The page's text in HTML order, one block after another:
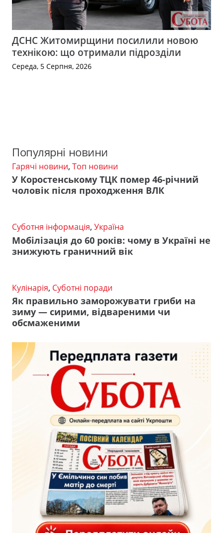
ДСНС Житомирщини посилили новою
технікою: що отримали підрозділи
Середа, 5 Серпня, 2026
Популярні новини
Гарячі новини, Топ новини
У Коростенському ТЦК помер 46-річний
чоловік після проходження ВЛК
Суботня інформація, Україна
Мобілізація до 60 років: чому в Україні не
знижують граничний вік
Кулінарія, Суботні поради
Як правильно заморожувати гриби на
зиму — сирими, відвареними чи
обсмаженими